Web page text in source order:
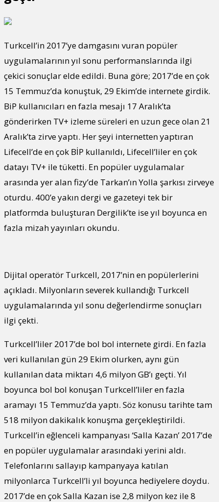
Turkcell’in 2017’ye damgasını vuran popüler
uygulamalarının yıl sonu performanslarında ilgi
çekici sonuçlar elde edildi. Buna göre; 2017’de en çok
15 Temmuz’da konuştuk, 29 Ekim’de internete girdik.
BiP kullanıcıları en fazla mesajı 17 Aralık’ta
gönderirken TV+ izleme süreleri en uzun gece olan 21
Aralık’ta zirve yaptı. Her şeyi internetten yaptıran
Lifecell’de en çok BİP kullanıldı, Lifecell’liler en çok
datayı TV+ ile tüketti. En popüler uygulamalar
arasında yer alan fizy’de Tarkan’ın Yolla şarkısı zirveye
oturdu. 400’e yakın dergi ve gazeteyi tek bir
platformda buluşturan Dergilik’te ise yıl boyunca en
fazla mizah yayınları okundu.
Dijital operatör Turkcell, 2017’nin en popülerlerini
açıkladı. Milyonların severek kullandığı Turkcell
uygulamalarında yıl sonu değerlendirme sonuçları
ilgi çekti.
Turkcell’liler 2017’de bol bol internete girdi. En fazla
veri kullanılan gün 29 Ekim olurken, aynı gün
kullanılan data miktarı 4,6 milyon GB’ı geçti. Yıl
boyunca bol bol konuşan Turkcell’liler en fazla
aramayı 15 Temmuz’da yaptı. Söz konusu tarihte tam
518 milyon dakikalık konuşma gerçekleştirildi.
Turkcell’in eğlenceli kampanyası ‘Salla Kazan’ 2017’de
en popüler uygulamalar arasındaki yerini aldı.
Telefonlarını sallayıp kampanyaya katılan
milyonlarca Turkcell’li yıl boyunca hediyelere doydu.
2017’de en çok Salla Kazan ise 2,8 milyon kez ile 8